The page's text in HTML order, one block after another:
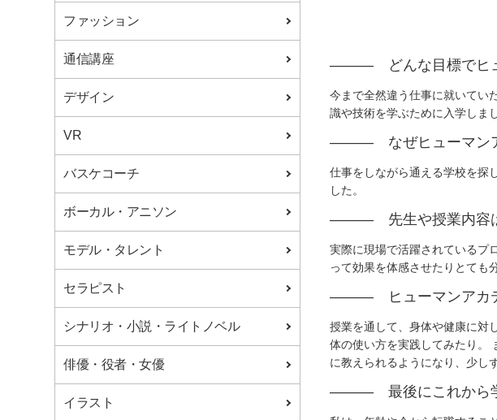
サポートの流れ
こんな方が学んでいる
受講生の声
社会人本間さんインタビュー
フリーター原さんインタビュー
学生増田さんインタビュー
校舎一覧
名古屋校
神戸三宮校
受講料・学費
体験授業
0120-06-8601
――― どんな目標でヒュ
今まで全然違う仕事に就いてい
識や技術を学ぶために入学しまし
――― なぜヒューマンア
仕事をしながら通える学校を探
した。
――― 先生や授業内容は
実際に現場で活躍されているプ
って効果を体感させたりとても
――― ヒューマンアカデ
授業を通して、身体や健康に対
体の使い方を実践してみたり。
に教えられるようになり、少し
――― 最後にこれから学
ファッション
通信講座
デザイン
VR
バスケコーチ
ボーカル・アニソン
モデル・タレント
セラピスト
シナリオ・小説・ライトノベル
俳優・役者・女優
イラスト